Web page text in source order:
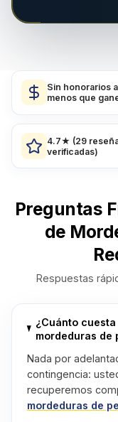
Sin honorarios a
menos que
4.7★ (29
verificadas)
Preguntas
de
Respuestas
¿Cuánto
mordeduras de
Nada por
contingencia:
recuperemos
mordeduras de